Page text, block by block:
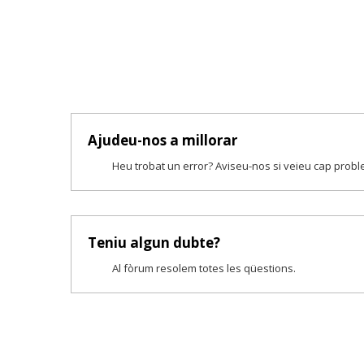
Ajudeu-nos a millorar
Heu trobat un error? Aviseu-nos si veieu cap
Teniu algun dubte?
Al fòrum resolem totes les qüestions.